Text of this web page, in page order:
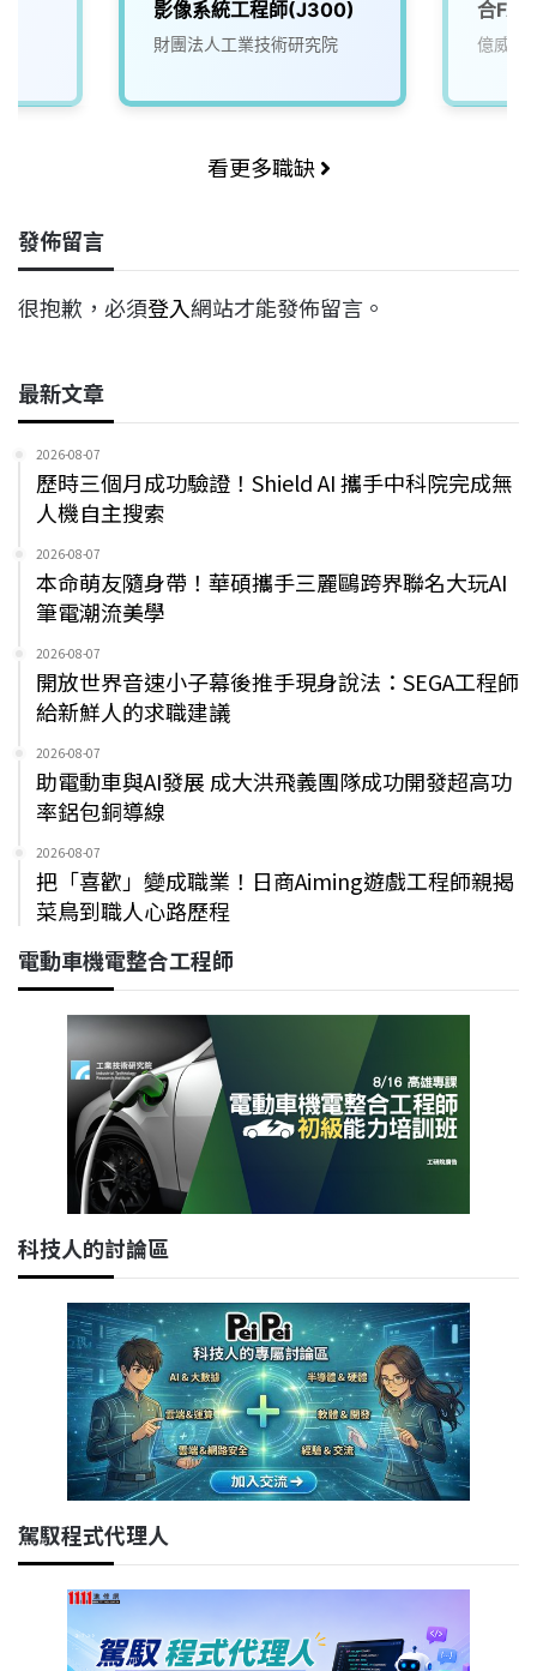
影像系統工程師(J300)
財團法人工業技術研究院
合
億威電
看更多職缺
發佈留言
很抱歉，必須登入網站才能發佈留言。
最新文章
2026-08-07
歷時三個月成功驗證！Shield AI 攜手中科院完成無
人機自主搜索
2026-08-07
本命萌友隨身帶！華碩攜手三麗鷗跨界聯名大玩AI
筆電潮流美學
2026-08-07
開放世界音速小子幕後推手現身說法：SEGA工程師
給新鮮人的求職建議
2026-08-07
助電動車與AI發展 成大洪飛義團隊成功開發超高功
率鋁包銅導線
2026-08-07
把「喜歡」變成職業！日商Aiming遊戲工程師親揭
菜鳥到職人心路歷程
電動車機電整合工程師
科技人的討論區
駕馭程式代理人